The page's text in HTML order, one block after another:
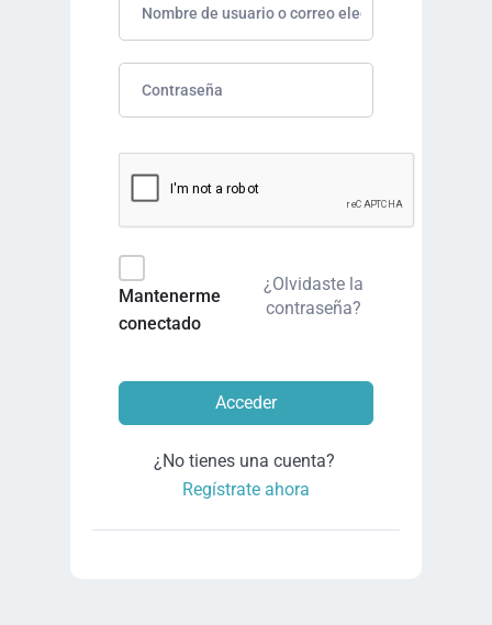
Mantenerme
conectado
¿Olvidaste la
contraseña?
Acceder
¿No tienes una cuenta?
Regístrate ahora